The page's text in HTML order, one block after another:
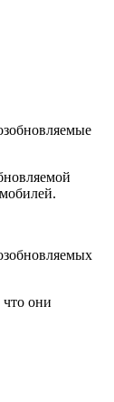
что они